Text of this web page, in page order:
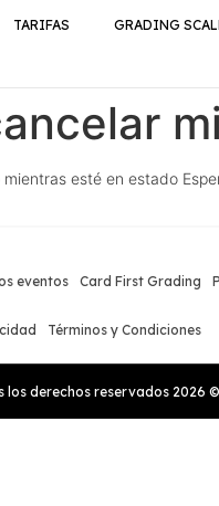
TARIFAS GRADING
esté en estado
eventos Card First Grading
Términos y Condiciones
los derechos reservados 2026 ©